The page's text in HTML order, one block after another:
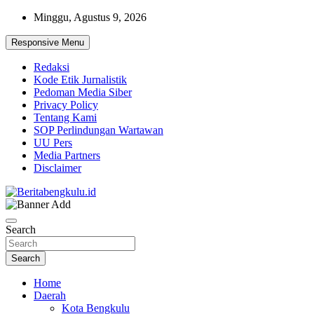
Skip
content
Minggu, Agustus 9, 2026
Responsive Menu
Redaksi
Kode Etik Jurnalistik
Pedoman Media Siber
Privacy Policy
Tentang Kami
SOP Perlindungan Wartawan
UU Pers
Media Partners
Disclaimer
Beritabengkulu.id
Search
Search
Home
Daerah
Kota Bengkulu